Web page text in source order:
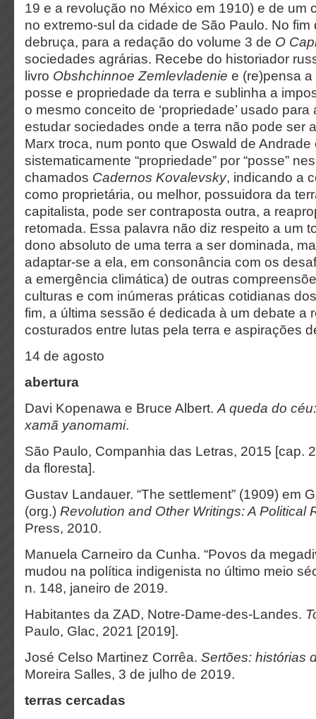
19 e a revolução no México em 1910) e de um
no extremo-sul da cidade de São Paulo. No
debruça, para a redação do volume 3 de O
sociedades agrárias. Recebe do historiador
livro Obshchinnoe Zemlevladenie e (re)pensa
posse e propriedade da terra e sublinha a
o mesmo conceito de ‘propriedade’ usado
estudar sociedades onde a terra não pode ser
Marx troca, num ponto que Oswald de
sistematicamente “propriedade” por “posse”
chamados Cadernos Kovalevsky, indicando a
como proprietária, ou melhor, possuidora da
capitalista, pode ser contraposta outra, a
retomada. Essa palavra não diz respeito a um
dono absoluto de uma terra a ser dominada,
adaptar-se a ela, em consonância com os
a emergência climática) de outras
culturas e com inúmeras práticas cotidianas
fim, a última sessão é dedicada à um debate a
costurados entre lutas pela terra e aspirações
14 de agosto
abertura
Davi Kopenawa e Bruce Albert. A queda do
xamã yanomami.
São Paulo, Companhia das Letras, 2015 [cap.
da floresta].
Gustav Landauer. “The settlement” (1909) em
(org.) Revolution and Other Writings: A Political
Press, 2010.
Manuela Carneiro da Cunha. “Povos da
mudou na política indigenista no último meio
n. 148, janeiro de 2019.
Habitantes da ZAD, Notre-Dame-des-Landes.
Paulo, Glac, 2021 [2019].
José Celso Martinez Corrêa. Sertões: histórias
Moreira Salles, 3 de julho de 2019.
terras cercadas